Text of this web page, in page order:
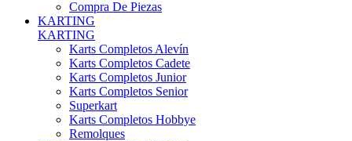
KARTING
Karts Completos Alevín
Karts Completos Cadete
Karts Completos Junior
Karts Completos Senior
Superkart
Karts Completos Hobbye
Remolques
PIEZAS Y EQUIPACIONES